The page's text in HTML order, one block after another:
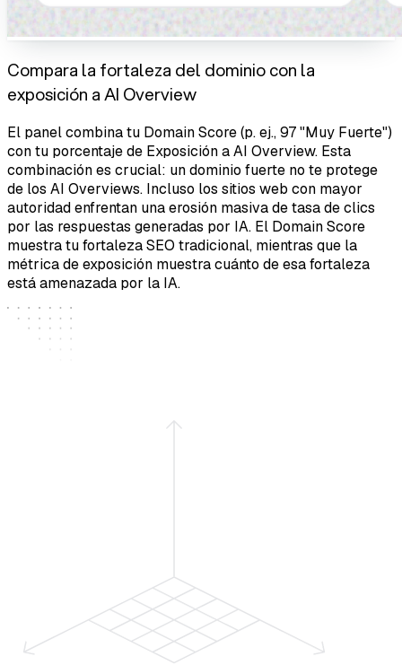
Compara la fortaleza del dominio con la
exposición a AI Overview
El panel combina tu Domain Score (p. ej., 97 "Muy Fuerte")
con tu porcentaje de Exposición a AI Overview. Esta
combinación es crucial: un dominio fuerte no te protege
de los AI Overviews. Incluso los sitios web con mayor
autoridad enfrentan una erosión masiva de tasa de clics
por las respuestas generadas por IA. El Domain Score
muestra tu fortaleza SEO tradicional, mientras que la
métrica de exposición muestra cuánto de esa fortaleza
está amenazada por la IA.